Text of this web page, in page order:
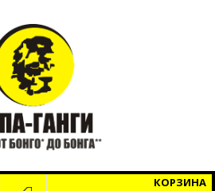
КОРЗИНА